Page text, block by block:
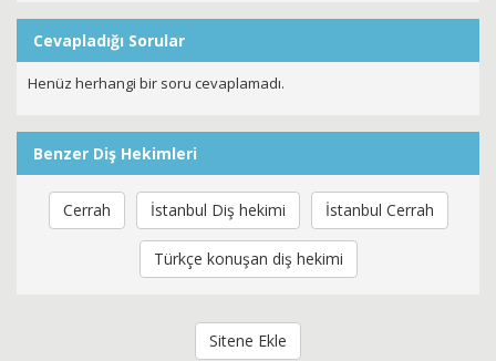
Cevapladığı Sorular
Henüz herhangi bir soru cevaplamadı.
Benzer Diş Hekimleri
Cerrah İstanbul Diş hekimi İstanbul Cerrah
Türkçe konuşan diş hekimi
Sitene Ekle